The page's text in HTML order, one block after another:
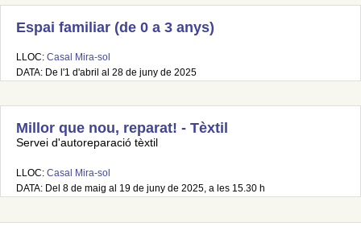
Espai familiar (de 0 a 3 anys)
LLOC: Casal Mira-sol
DATA: De l'1 d'abril al 28 de juny de 2025
Millor que nou, reparat! - Tèxtil
Servei d'autoreparació tèxtil
LLOC: Casal Mira-sol
DATA: Del 8 de maig al 19 de juny de 2025, a les 15.30 h